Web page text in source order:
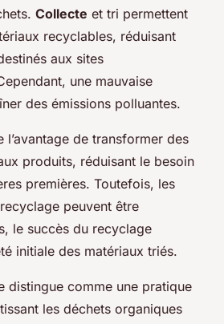
Collecte et tri permettent
recyclables, réduisant
aux sites
une mauvaise
des émissions polluantes.
l’avantage de transformer des
produits, réduisant le besoin
premières. Toutefois, les
peuvent être
le succès du recyclage
initiale des matériaux triés.
distingue comme une pratique
les déchets organiques